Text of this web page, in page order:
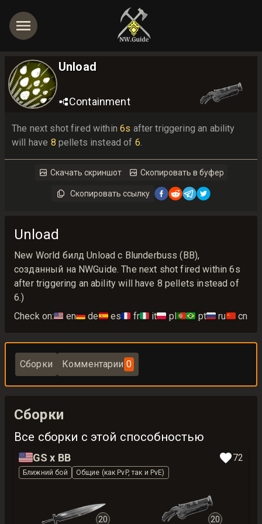
Unload
Containment
The next shot fired within 6s after triggering an ability
will have 8 pellets instead of 6.
Скачать скриншот Скопировать в буфер
Скопировать ссылку
Unload
New World билд Unload с Blunderbuss (BB),
созданный на NWGuide. The next shot fired within 6s
after triggering an ability will have 8 pellets instead of
6.)
Check on:🇺🇸 en🇩🇪 de🇪🇸 es🇫🇷 fr🇮🇹 it🇵🇱 pl🇵🇹🇧🇷 pt🇷🇺 ru🇨🇳 cn
Сборки Комментарии 0
Сборки
Все сборки с этой способностью
🇺🇸GS x BB 72
Ближний бой Общие (как PvP, так и PvE)
20 20